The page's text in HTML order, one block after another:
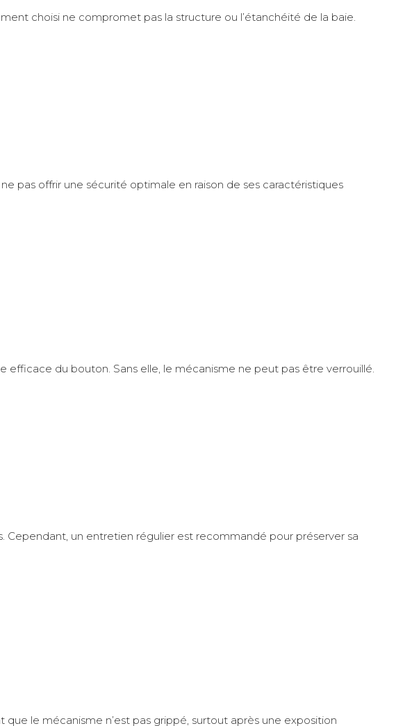
choisi ne compromet pas la structure ou l’étanchéité de la baie.
pas offrir une sécurité optimale en raison de ses caractéristiques
du bouton. Sans elle, le mécanisme ne peut pas être verrouillé.
Cependant, un entretien régulier est recommandé pour préserver sa
le mécanisme n’est pas grippé, surtout après une exposition